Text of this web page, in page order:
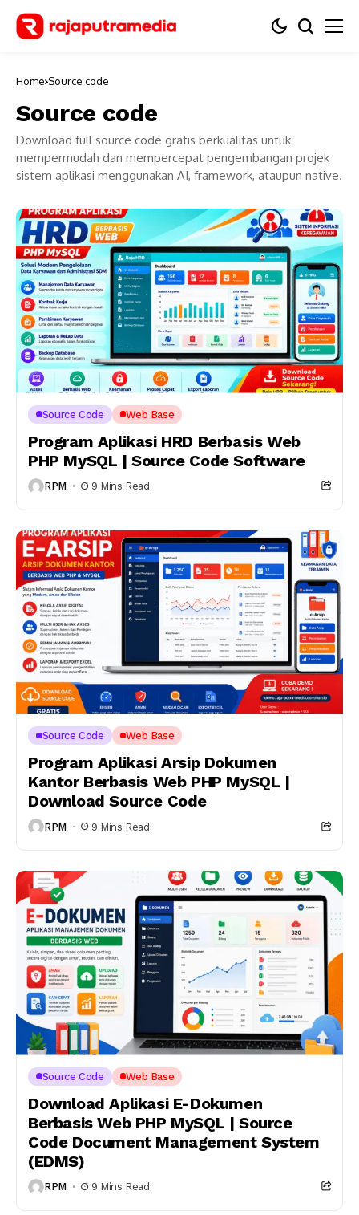
Home Source code
Source code
Download full source code gratis berkualitas untuk
mempermudah dan mempercepat pengembangan projek
sistem aplikasi menggunakan AI, framework, ataupun native.
Source Code Web Base
Program Aplikasi HRD Berbasis Web
PHP MySQL | Source Code Software
RPM 9 Mins Read
Source Code Web Base
Program Aplikasi Arsip Dokumen
Kantor Berbasis Web PHP MySQL |
Download Source Code
RPM 9 Mins Read
Source Code Web Base
Download Aplikasi E-Dokumen
Berbasis Web PHP MySQL | Source
Code Document Management System
(EDMS)
RPM 9 Mins Read